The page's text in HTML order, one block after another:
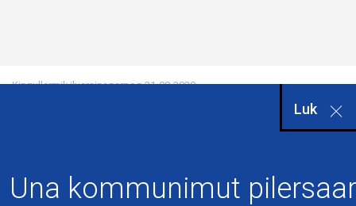
Luk
Una kommunimut
Kingullermik iluarsineqarpoq21-08-2020